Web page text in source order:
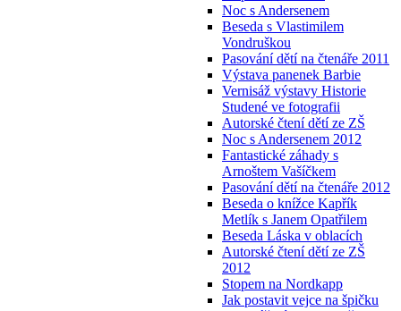
Noc s Andersenem
Beseda s Vlastimilem
Vondruškou
Pasování dětí na čtenáře 2011
Výstava panenek Barbie
Vernisáž výstavy Historie
Studené ve fotografii
Autorské čtení dětí ze ZŠ
Noc s Andersenem 2012
Fantastické záhady s
Arnoštem Vašíčkem
Pasování dětí na čtenáře 2012
Beseda o knížce Kapřík
Metlík s Janem Opatřilem
Beseda Láska v oblacích
Autorské čtení dětí ze ZŠ
2012
Stopem na Nordkapp
Jak postavit vejce na špičku